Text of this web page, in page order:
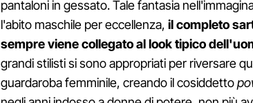
pantaloni in gessato. Tale fantasia
l'abito maschile per eccellenza, il completo
sempre viene collegato al look tipico
grandi stilisti si sono appropriati per riversare
guardaroba femminile, creando il cosiddetto